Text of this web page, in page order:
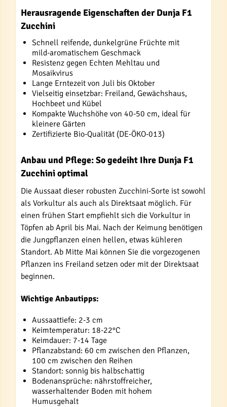
Herausragende Eigenschaften der Dunja F1
Zucchini
Schnell reifende, dunkelgrüne Früchte mit
mild-aromatischem Geschmack
Resistenz gegen Echten Mehltau und
Mosaikvirus
Lange Erntezeit von Juli bis Oktober
Vielseitig einsetzbar: Freiland, Gewächshaus,
Hochbeet und Kübel
Kompakte Wuchshöhe von 40-50 cm, ideal für
kleinere Gärten
Zertifizierte Bio-Qualität (DE-ÖKO-013)
Anbau und Pflege: So gedeiht Ihre Dunja F1
Zucchini optimal
Die Aussaat dieser robusten Zucchini-Sorte ist sowohl
als Vorkultur als auch als Direktsaat möglich. Für
einen frühen Start empfiehlt sich die Vorkultur in
Töpfen ab April bis Mai. Nach der Keimung benötigen
die Jungpflanzen einen hellen, etwas kühleren
Standort. Ab Mitte Mai können Sie die vorgezogenen
Pflanzen ins Freiland setzen oder mit der Direktsaat
beginnen.
Wichtige Anbautipps:
Aussaattiefe: 2-3 cm
Keimtemperatur: 18-22°C
Keimdauer: 7-14 Tage
Pflanzabstand: 60 cm zwischen den Pflanzen,
100 cm zwischen den Reihen
Standort: sonnig bis halbschattig
Bodenansprüche: nährstoffreicher,
wasserhaltender Boden mit hohem
Humusgehalt